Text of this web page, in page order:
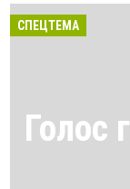
СПЕЦТЕМА
Голос